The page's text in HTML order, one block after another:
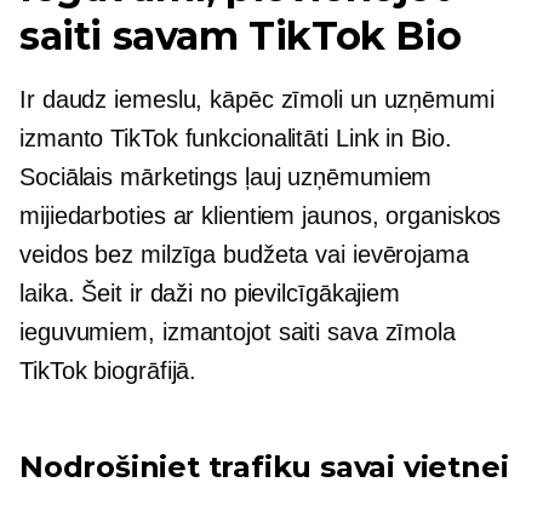
saiti savam TikTok Bio
Ir daudz iemeslu, kāpēc zīmoli un uzņēmumi
izmanto TikTok funkcionalitāti Link in Bio.
Sociālais mārketings ļauj uzņēmumiem
mijiedarboties ar klientiem jaunos, organiskos
veidos bez milzīga budžeta vai ievērojama
laika. Šeit ir daži no pievilcīgākajiem
ieguvumiem, izmantojot saiti sava zīmola
TikTok biogrāfijā.
Nodrošiniet trafiku savai vietnei